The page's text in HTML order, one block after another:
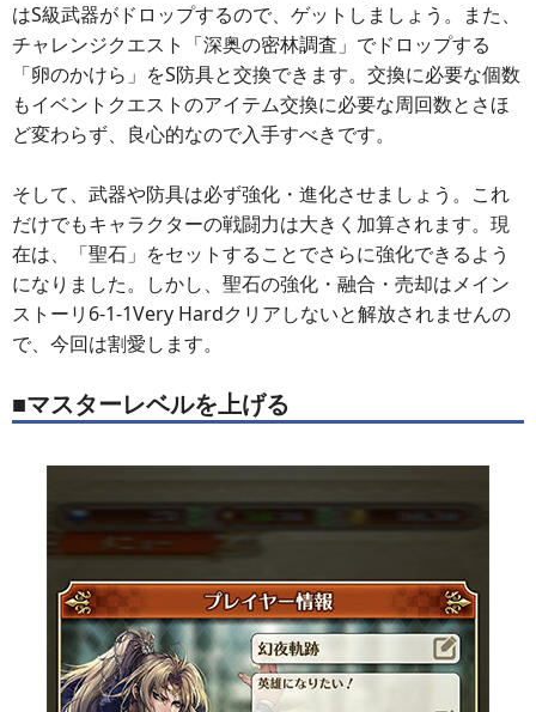
はS級武器がドロップするので、ゲットしましょう。また、
チャレンジクエスト「深奥の密林調査」でドロップする
「卵のかけら」をS防具と交換できます。交換に必要な個数
もイベントクエストのアイテム交換に必要な周回数とさほ
ど変わらず、良心的なので入手すべきです。
そして、武器や防具は必ず強化・進化させましょう。これ
だけでもキャラクターの戦闘力は大きく加算されます。現
在は、「聖石」をセットすることでさらに強化できるよう
になりました。しかし、聖石の強化・融合・売却はメイン
ストーリ6-1-1Very Hardクリアしないと解放されませんの
で、今回は割愛します。
■マスターレベルを上げる